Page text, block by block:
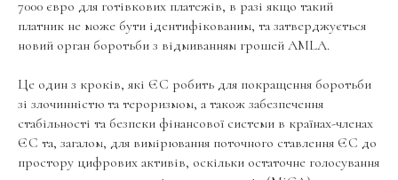
7000 євро для готівкових платежів, в разі якщо такий
платник не може бути ідентифікованим, та затверджується
новий орган боротьби з відмиванням грошей AMLA.
Це один з кроків, які ЄС робить для покращення боротьби
зі злочинністю та тероризмом, а також забезпечення
стабільності та безпеки фінансової системи в країнах-членах
ЄС та, загалом, для вимірювання поточного ставлення ЄС до
простору цифрових активів, оскільки остаточне голосування